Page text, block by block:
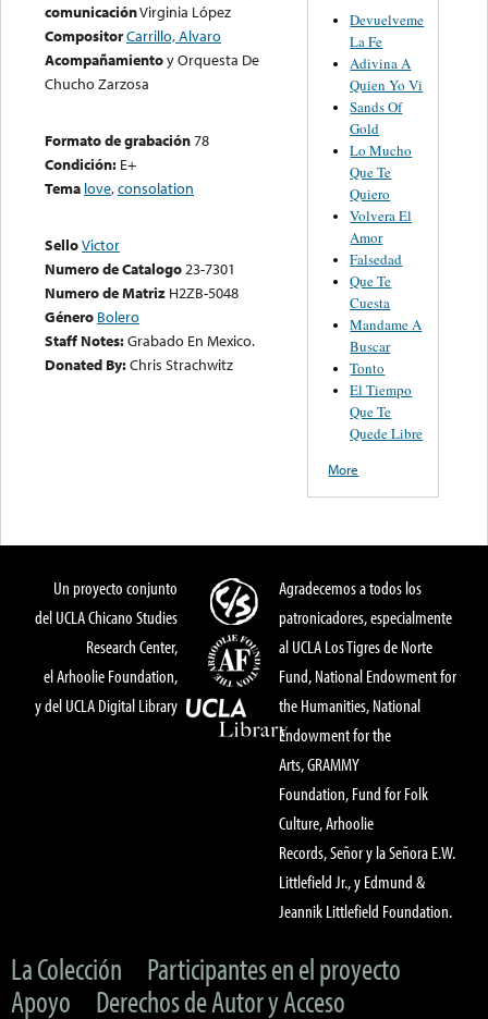
comunicaciónVirginia López
CompositorCarrillo, Alvaro
Acompañamientoy Orquesta De
Chucho Zarzosa
Formato de grabación78
Condición: E+
Tema love,consolation
SelloVictor
Numero de Catalogo23-7301
Numero de Matriz H2ZB-5048
Género Bolero
Staff Notes:Grabado En Mexico.
Donated By:Chris Strachwitz
Devuelveme
La Fe
Adivina A
Quien Yo Vi
Sands Of
Gold
Lo Mucho
Que Te
Quiero
Volvera El
Amor
Falsedad
Que Te
Cuesta
Mandame A
Buscar
Tonto
El Tiempo
Que Te
Quede Libre
More
Un proyecto conjunto
del UCLA Chicano Studies
Research Center,
el Arhoolie Foundation,
y del UCLA Digital Library
Agradecemos a todos los
patronicadores, especialmente
al UCLA Los Tigres de Norte
Fund, National Endowment for
the Humanities, National
Endowment for the
Arts, GRAMMY
Foundation, Fund for Folk
Culture, Arhoolie
Records, Señor y la Señora E.W.
Littlefield Jr., y Edmund &
Jeannik Littlefield Foundation.
La Colección
Participantes en el proyecto
Apoyo
Derechos de Autor y Acceso